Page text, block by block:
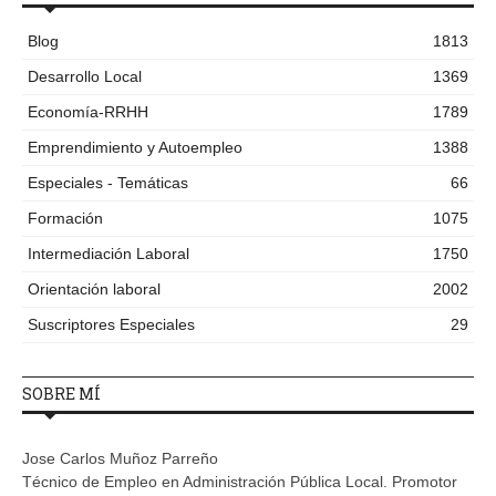
Blog
1813
Desarrollo Local
1369
Economía-RRHH
1789
Emprendimiento y Autoempleo
1388
Especiales - Temáticas
66
Formación
1075
Intermediación Laboral
1750
Orientación laboral
2002
Suscriptores Especiales
29
SOBRE MÍ
Jose Carlos Muñoz Parreño
Técnico de Empleo en Administración Pública Local. Promotor